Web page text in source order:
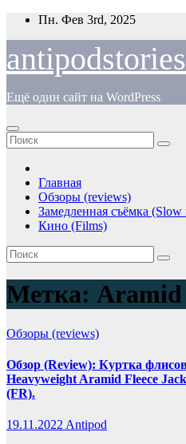
Перейти
содержимому
Пн. Фев 3rd, 2025
Ещё один сайт на WordPress
Главная
Обзоры (reviews)
Замедленная съёмка (Slow
Кино (Films)
Метка: Aramid
Обзоры (reviews)
Обзор (Review): Куртка
Heavyweight Aramid Fleece
(FR).
19.11.2022Antipod